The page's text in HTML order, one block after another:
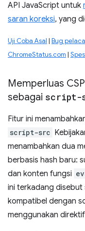
API JavaScript untuk
saran koreksi, yang
Uji Coba Asal | Bug
ChromeStatus.com |
Memperluas CSP
sebagai script-
Fitur ini
script-src
menambahkan dua
berbasis hash baru:
dan konten fungsi
ini terkadang
kompatibel dengan
menggunakan